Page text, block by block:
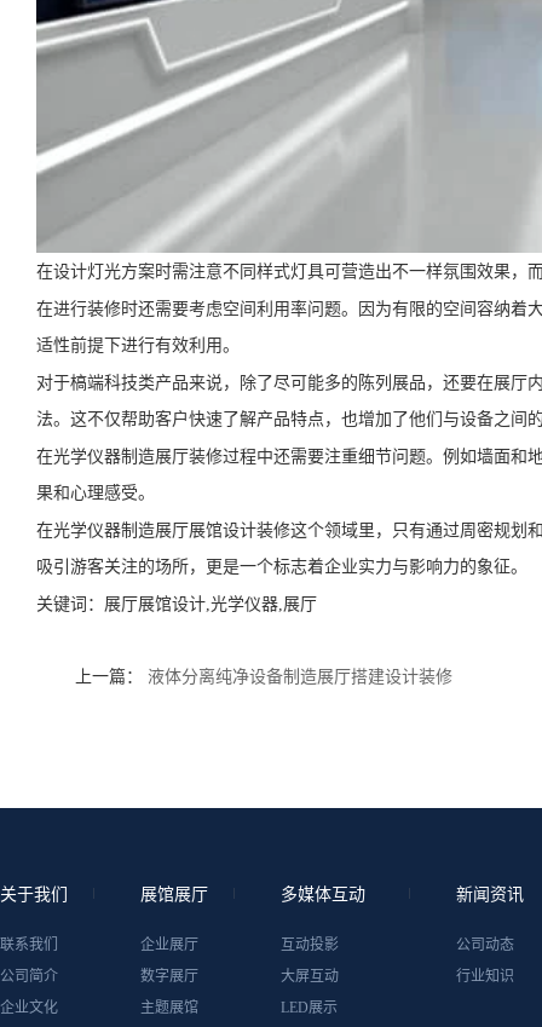
在设计灯光方案时需注意不同样式灯具可营造出不一样氛围效果
在进行装修时还需要考虑空间利用率问题。因为有限的空间容纳
适性前提下进行有效利用。
对于槁端科技类产品来说，除了尽可能多的陈列展品，还要在展
法。这不仅帮助客户快速了解产品特点，也增加了他们与设备之间
在光学仪器制造展厅装修过程中还需要注重细节问题。例如墙面
果和心理感受。
在光学仪器制造展厅展馆设计装修这个领域里，只有通过周密规
吸引游客关注的场所，更是一个标志着企业实力与影响力的象征。
关键词： 展厅展馆设计,光学仪器,展厅
上一篇： 液体分离纯净设备制造展厅搭建设计装修
关于我们
联系我们
公司简介
企业文化
展馆展厅
企业展厅
数字展厅
主题展馆
多媒体互动
互动投影
大屏互动
LED展示
新闻资讯
公司动态
行业知识